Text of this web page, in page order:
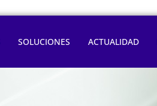
SOLUCIONES ACTUALIDAD